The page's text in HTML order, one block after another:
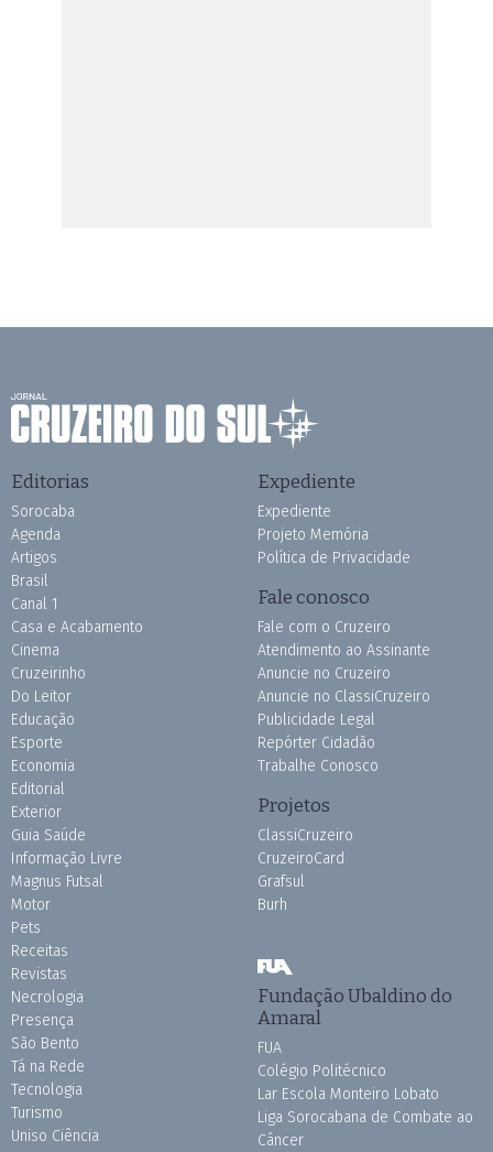
Editorias
Sorocaba
Agenda
Artigos
Brasil
Canal 1
Casa e Acabamento
Cinema
Cruzeirinho
Do Leitor
Educação
Esporte
Economia
Editorial
Exterior
Guia Saúde
Informação Livre
Magnus Futsal
Motor
Pets
Receitas
Revistas
Necrologia
Presença
São Bento
Tá na Rede
Tecnologia
Turismo
Uniso Ciência
Expediente
Expediente
Projeto Memória
Política de Privacidade
Fale conosco
Fale com o Cruzeiro
Atendimento ao Assinante
Anuncie no Cruzeiro
Anuncie no ClassiCruzeiro
Publicidade Legal
Repórter Cidadão
Trabalhe Conosco
Projetos
ClassiCruzeiro
CruzeiroCard
Grafsul
Burh
Fundação Ubaldino do
Amaral
FUA
Colégio Politécnico
Lar Escola Monteiro Lobato
Liga Sorocabana de Combate ao
Câncer